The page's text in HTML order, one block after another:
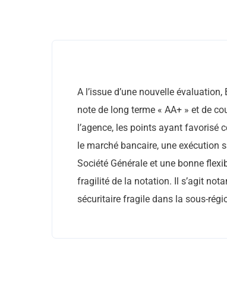
A l’issue d’une nouvelle
note de long terme « AA+ » et de
l’agence, les points ayant favorisé
le marché bancaire, une exécution
Société Générale et une bonne
fragilité de la notation. Il s’agit
sécuritaire fragile dans la sous-